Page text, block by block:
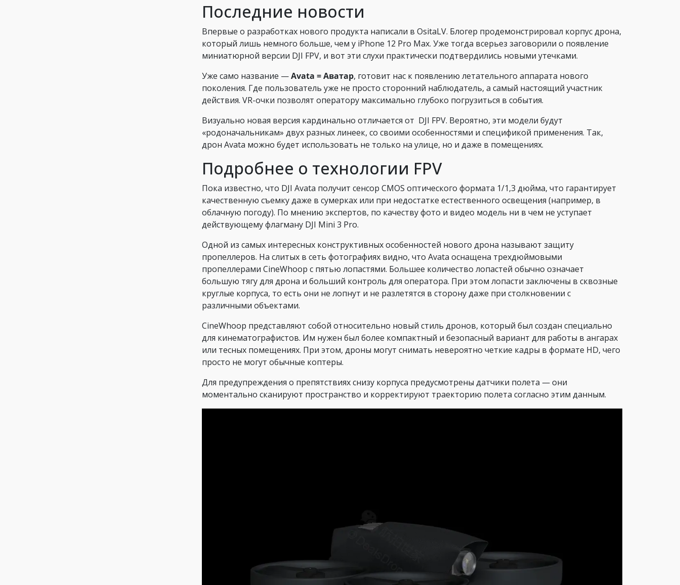
Последние новости
Впервые о разработках нового продукта написали в OsitaLV. Блогер продемонстрировал корпус дрона,
который лишь немного больше, чем у iPhone 12 Pro Max. Уже тогда всерьез заговорили о появление
миниатюрной версии DJI FPV, и вот эти слухи практически подтвердились новыми утечками.
Уже само название —Avata = Аватар, готовит нас к появлению летательного аппарата нового
поколения. Где пользователь уже не просто сторонний наблюдатель, а самый настоящий участник
действия. VR-очки позволят оператору максимально глубоко погрузиться в события.
Визуально новая версия кардинально отличается от DJI FPV. Вероятно, эти модели будут
«родоначальникам» двух разных линеек, со своими особенностями и спецификой применения. Так,
дрон Avata можно будет использовать не только на улице, но и даже в помещениях.
Подробнее о технологии FPV
Пока известно, что DJI Avata получит сенсор CMOS оптического формата 1/1,3 дюйма, что гарантирует
качественную съемку даже в сумерках или при недостатке естественного освещения (например, в
облачную погоду). По мнению экспертов, по качеству фото и видео модель ни в чем не уступает
действующему флагману DJI Mini 3 Pro.
Одной из самых интересных конструктивных особенностей нового дрона называют защиту
пропеллеров. На слитых в сеть фотографиях видно, что Avata оснащена трехдюймовыми
пропеллерами CineWhoop с пятью лопастями. Большее количество лопастей обычно означает
большую тягу для дрона и больший контроль для оператора. При этом лопасти заключены в сквозные
круглые корпуса, то есть они не лопнут и не разлетятся в сторону даже при столкновении с
различными объектами.
CineWhoop представляют собой относительно новый стиль дронов, который был создан специально
для кинематографистов. Им нужен был более компактный и безопасный вариант для работы в ангарах
или тесных помещениях. При этом, дроны могут снимать невероятно четкие кадры в формате HD, чего
просто не могут обычные коптеры.
Для предупреждения о препятствиях снизу корпуса предусмотрены датчики полета — они
моментально сканируют пространство и корректируют траекторию полета согласно этим данным.